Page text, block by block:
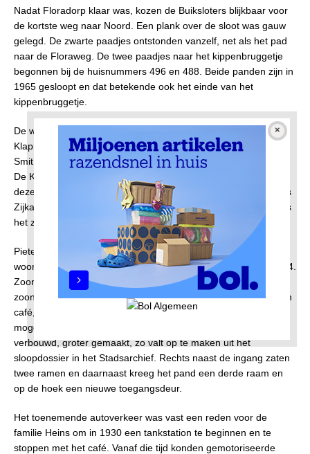
Nadat Floradorp klaar was, kozen de Buiksloters blijkbaar voor
de kortste weg naar Noord. Een plank over de sloot was gauw
gelegd. De zwarte paadjes ontstonden vanzelf, net als het pad
naar de Floraweg. De twee paadjes naar het kippenbruggetje
begonnen bij de huisnummers 496 en 488. Beide panden zijn in
1965 gesloopt en dat betekende ook het einde van het
kippenbruggetje.
De westelijke omweg kwam langs café Het Laatste Stuivertje.
Klaprozenweg en -kade zijn van 1921, maar volgens Frank V.
Smit (zie bronnen) is de Klaprozenbrug al in 1919 aangelegd.
De Klaprozenkade werd een belangrijke verkeersader, want
deze verbond de Klaprozenweg met de Buiksloterdijk, die langs
Zijkanaal I naar Landsmeer en Oostzaan voerde. (De dijk langs
het zijkanaal is in 1974 Landsmeerderdijk gaan heten.)
Pieter Heins, geboren in 1829, was scheepstimmerman en hij
woonde in Buiksloot. Heins werd vader van Pieter Heins in 1864.
Zoon Pieter was koopman toen hij in 1888 vader werd van een
zoon die ook Pieter werd genoemd. Koopman Heins begon een
café, Het Laatste Stuivertje, maar niet bekend is in welk jaar,
mogelijkerwijs rond de eeuwwisseling. In 1907 werd het café
verbouwd, groter gemaakt, zo valt op te maken uit het
sloopdossier in het Stadsarchief. Rechts naast de ingang zaten
twee ramen en daarnaast kreeg het pand een derde raam en
op de hoek een nieuwe toegangsdeur.
Het toenemende autoverkeer was vast een reden voor de
familie Heins om in 1930 een tankstation te beginnen en te
stoppen met het café. Vanaf die tijd konden gemotoriseerde